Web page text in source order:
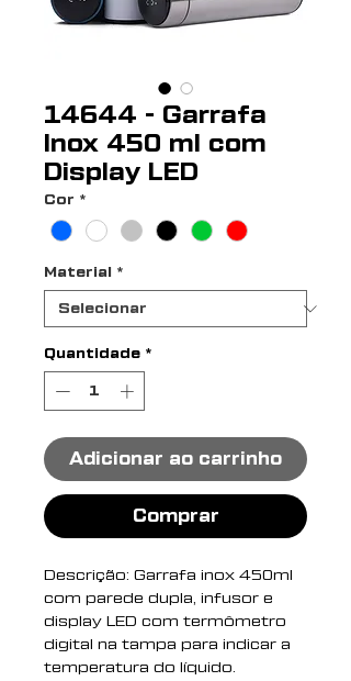
14644 - Garrafa
Inox 450 ml com
Display LED
Cor *
Material *
Quantidade *
Adicionar ao carrinho
Comprar
Descrição: Garrafa inox 450ml
com parede dupla, infusor e
display LED com termômetro
digital na tampa para indicar a
temperatura do líquido.